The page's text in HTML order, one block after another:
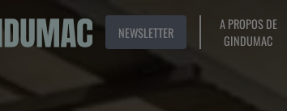
NEWSLETTER
A PROPOS DE
GINDUMAC